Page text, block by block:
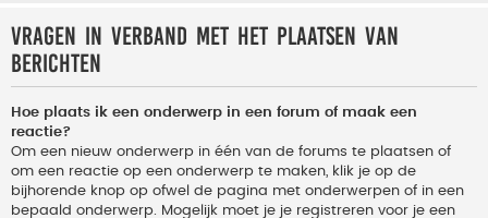
Vragen in verband met het plaatsen van
berichten
Hoe plaats ik een onderwerp in een forum of maak een
reactie?
Om een nieuw onderwerp in één van de forums te plaatsen of
om een reactie op een onderwerp te maken, klik je op de
bijhorende knop op ofwel de pagina met onderwerpen of in een
bepaald onderwerp. Mogelijk moet je je registreren voor je een